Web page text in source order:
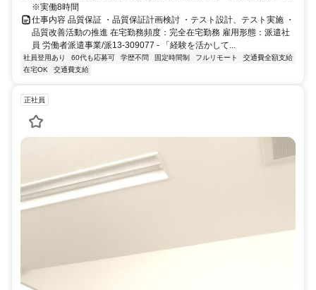
※実働8時間
仕事内容 品質保証 ・品質保証計画検討 ・テスト設計、テスト実施 ・
品質改善活動の推進 在宅勤務頻度：完全在宅勤務 雇用形態：派遣社
員 労働者派遣事業/派13-309077 - 「経験を活かして...
社員登用あり 60代も応募可 学歴不問 固定時間制 フルリモート
交通費全額支給
在宅OK
交通費支給
正社員